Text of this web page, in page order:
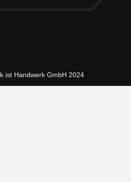
ist Handwerk GmbH 2024